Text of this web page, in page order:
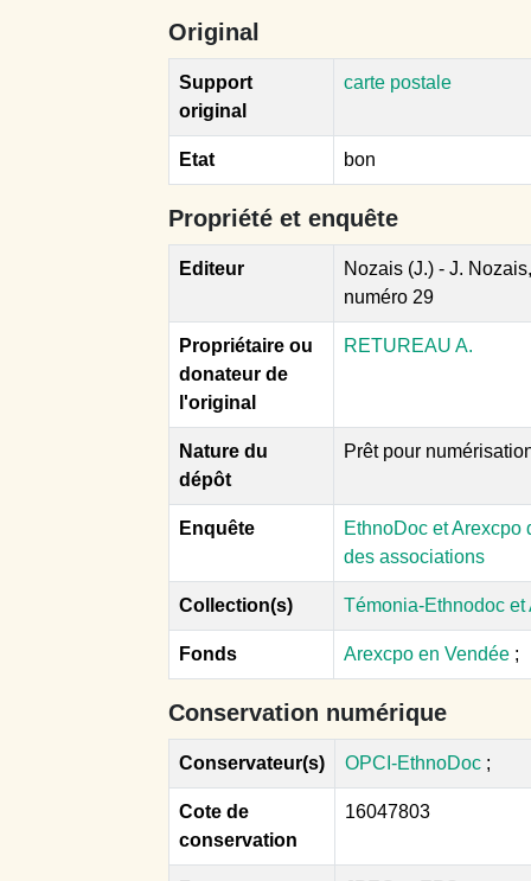
Original
Support
original
carte postale
Etat bon
Propriété et enquête
Editeur
Nozais (J.) - J.
numéro 29
Propriétaire ou
donateur de
l'original
RETUREAU A.
Nature du
dépôt
Prêt pour
Enquête
EthnoDoc et Arexcpo
des associations
Collection(s) Témonia-Ethnodoc
Fonds Arexcpo en Vendée ;
Conservation numérique
Conservateur(s) OPCI-EthnoDoc ;
Cote de
conservation
16047803